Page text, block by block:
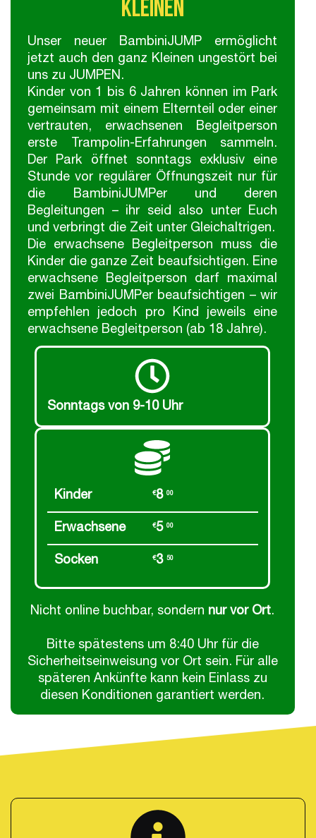
Trampolinpark.Kleinen
Unser neuer BambiniJUMP ermöglicht
jetzt auch den ganz Kleinen ungestört bei
uns zu JUMPEN.
Kinder von 1 bis 6 Jahren können im Park
gemeinsam mit einem Elternteil oder einer
vertrauten, erwachsenen Begleitperson
erste Trampolin-Erfahrungen sammeln.
Der Park öffnet sonntags exklusiv eine
Stunde vor regulärer Öffnungszeit nur für
die BambiniJUMPer und deren
Begleitungen – ihr seid also unter Euch
und verbringt die Zeit unter Gleichaltrigen.
Die erwachsene Begleitperson muss die
Kinder die ganze Zeit beaufsichtigen. Eine
erwachsene Begleitperson darf maximal
zwei BambiniJUMPer beaufsichtigen – wir
empfehlen jedoch pro Kind jeweils eine
erwachsene Begleitperson (ab 18 Jahre).
Sonntags von 9-10 Uhr
Kinder €800
Erwachsene €500
Socken €350
Nicht online buchbar, sondern nur vor Ort.
Bitte spätestens um 8:40 Uhr für die
Sicherheitseinweisung vor Ort sein. Für alle
späteren Ankünfte kann kein Einlass zu
diesen Konditionen garantiert werden.